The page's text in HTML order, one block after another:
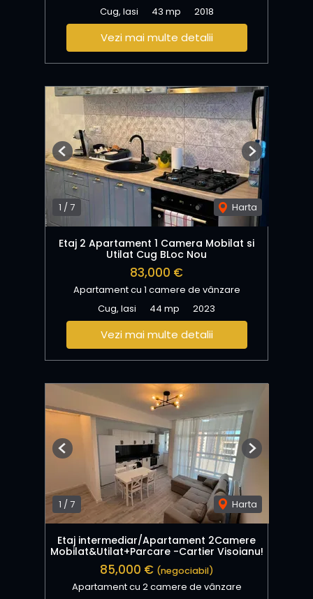
Cug, Iasi
43 mp 2018
Vezi mai multe detalii
1 /7 Harta
Previous Next
Etaj 2 Apartament 1 Camera Mobilat si
Utilat Cug BLoc Nou
83,000 €
Apartament cu 1 camere de vânzare
Cug, Iasi
44 mp 2023
Vezi mai multe detalii
1 /7 Harta
Previous Next
Etaj intermediar/Apartament 2Camere
Mobilat&Utilat+Parcare -Cartier Visoianu!
85,000 € (negociabil)
Apartament cu 2 camere de vânzare